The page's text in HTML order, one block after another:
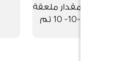
مقدار ملعقة
كبيرة في جالون ماء واحد بنسبة 5-10- 10 ثم